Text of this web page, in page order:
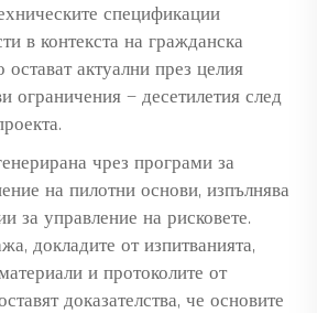
спецификации
в контекста на гражданска
остават актуални през целия
ограничения — десетилетия след
чрез програми за
на пилотни основи, изпълнява
за управление на рисковете.
докладите от изпитванията,
и протоколите от
доказателства, че основите